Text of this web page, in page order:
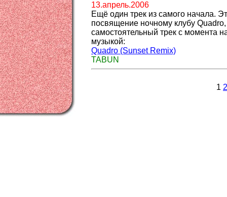
13.апрель.2006
Ещё один трек из самого начала.
посвящение ночному клубу
самостоятельный трек с момента
музыкой:
Quadro (Sunset Remix)
TABUN
1 2